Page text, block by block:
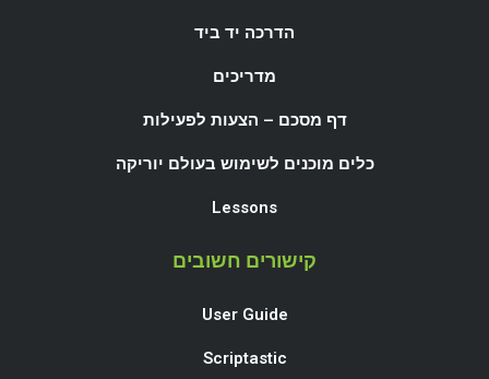
הדרכה יד ביד
מדריכים
דף מסכם – הצעות לפעילות
כלים מוכנים לשימוש בעולם יוריקה
Lessons
קישורים חשובים
User Guide
Scriptastic